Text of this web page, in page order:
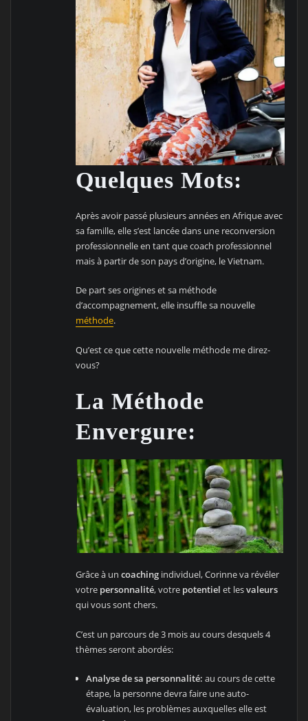
Quelques Mots:
Après avoir passé plusieurs années en Afrique avec
sa famille, elle s’est lancée dans une reconversion
professionnelle en tant que coach professionnel
mais à partir de son pays d’origine, le Vietnam.
De part ses origines et sa méthode
d’accompagnement, elle insuffle sa nouvelle
méthode.
Qu’est ce que cette nouvelle méthode me direz-
vous?
La Méthode
Envergure:
Grâce à uncoaching individuel, Corinne va révéler
votre personnalité, votre potentiel et lesvaleurs
qui vous sont chers.
C’est un parcours de 3 mois au cours desquels 4
thèmes seront abordés:
Analyse de sa personnalité: au cours de cette
étape, la personne devra faire une auto-
évaluation, les problèmes auxquelles elle est